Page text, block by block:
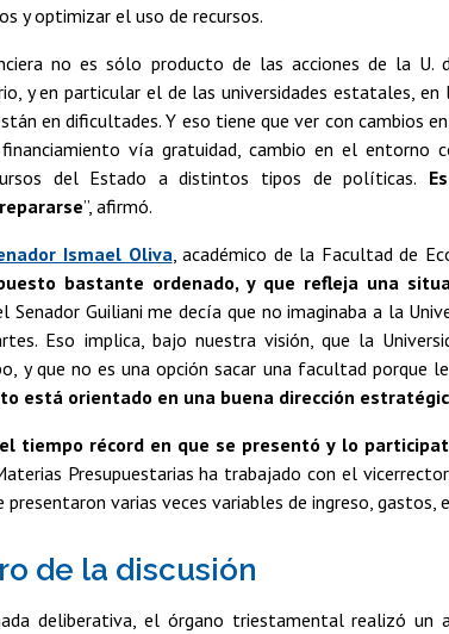
y optimizar el uso de recursos.
no es sólo producto de las acciones de la U.
y en particular el de las universidades estatales,
en dificultades. Y eso tiene que ver con cambios
vía gratuidad, cambio en el entorno
del Estado a distintos tipos de políticas.
”, afirmó.
Ismael Oliva , académico de la Facultad de
bastante ordenado, y que refleja una
Senador Guiliani me decía que no imaginaba a la
Eso implica, bajo nuestra visión, que la
y que no es una opción sacar una facultad porque
está orientado en una buena dirección
tiempo récord en que se presentó y lo
Presupuestarias ha trabajado con el
presentaron varias veces variables de ingreso, gastos,
de la discusión
deliberativa, el órgano triestamental realizó un